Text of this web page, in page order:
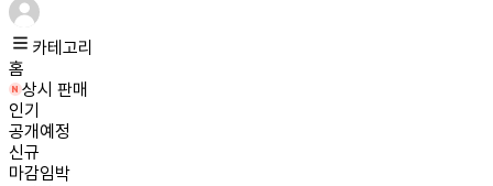
카테고리
홈
상시 판매
인기
공개예정
신규
마감임박